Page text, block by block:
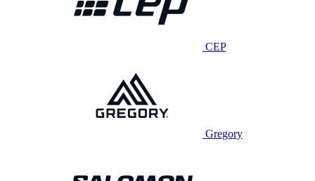
CEP
Gregory